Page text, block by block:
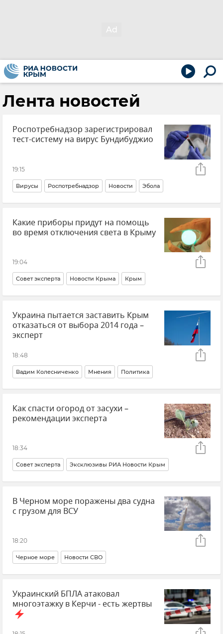
Лента новостей
Роспотребнадзор зарегистрировал
тест-систему на вирус Бундибуджио
19:15
Вирусы Роспотребнадзор Новости Эбола
Тесты В мире
Какие приборы придут на помощь
во время отключения света в Крыму
19:04
Совет эксперта Новости Крыма Крым
Отключение электроэнергии в Крыму
Электричество
Украина пытается заставить Крым
отказаться от выбора 2014 года –
эксперт
18:48
Вадим Колесниченко Мнения Политика
Новости Крым Украина
Как спасти огород от засухи –
рекомендации эксперта
18:34
Совет эксперта Эксклюзивы РИА Новости Крым
Сельское хозяйство Крым Жара Засуха
Урожай
В Черном море поражены два судна
с грузом для ВСУ
18:20
Черное море Новости СВО
ВСУ (Вооруженные силы Украины) Атаки ВСУ
Украина Министерство обороны РФ
Украинский БПЛА атаковал
многоэтажку в Керчи - есть жертвы